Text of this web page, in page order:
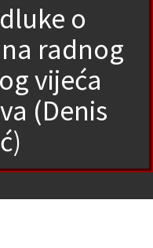
o
radnog
vijeća
(Denis